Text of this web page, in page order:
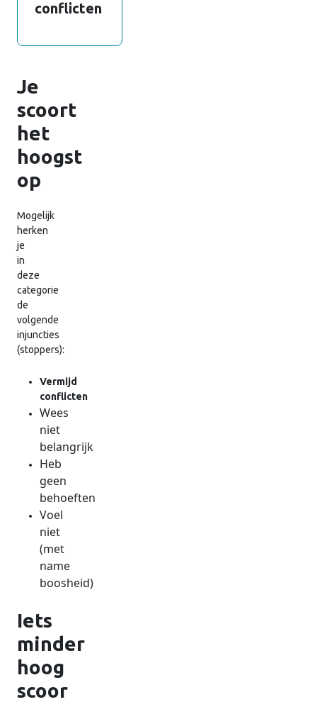
conflicten
Je
scoort
het
hoogst
op
Mogelijk
herken
je
in
deze
categorie
de
volgende
injuncties
(stoppers):
Vermijd
conflicten
Wees
niet
belangrijk
Heb
geen
behoeften
Voel
niet
(met
name
boosheid)
Iets
minder
hoog
scoor